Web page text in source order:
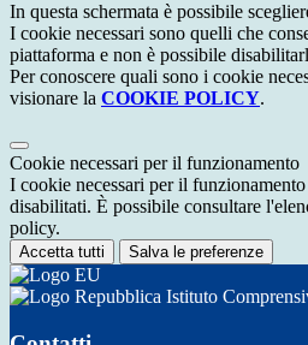
In questa schermata è possibile
I cookie necessari sono quelli che
piattaforma e non è possibile
Per conoscere quali sono i cookie
visionare la COOKIE POLICY.
Cookie necessari per il funzionamento
I cookie necessari per il funzionamento
disabilitati. È possibile consultare
policy.
Accetta tutti Salva le preferenze
Istituto